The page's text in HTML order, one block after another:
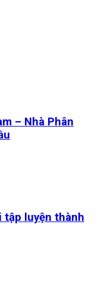
– Nhà Phân
tập luyện thành